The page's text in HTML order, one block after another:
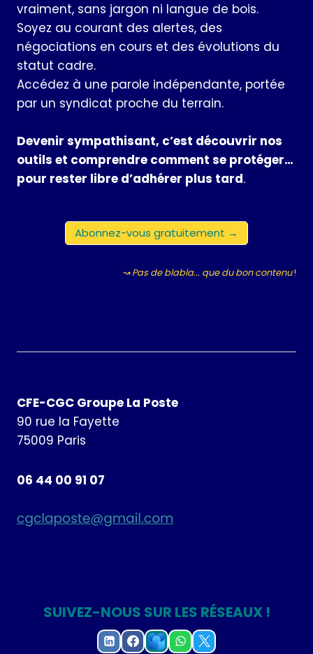
vraiment, sans jargon ni langue de bois.
Soyez au courant des alertes, des
négociations en cours et des évolutions du
statut cadre.
Accédez à une parole indépendante, portée
par un syndicat proche du terrain.
Devenir sympathisant, c’est découvrir nos
outils et comprendre comment se protéger…
pour rester libre d’adhérer plus tard.
Abonnez-vous gratuitement →
↝ Pas de blabla... que du bon contenu!
CFE-CGC Groupe La Poste
90 rue la Fayette
75009 Paris
06 44 00 91 07
SUIVEZ-NOUS SUR LES RÉSEAUX !